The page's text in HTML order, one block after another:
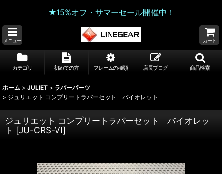
★15%オフ・サマーセール開催中！
メニュー カート
カテゴリ 初めての方 フレームの種類 店長ブログ 商品検索
ホーム > JULIET > ラバーパーツ
> ジュリエット コンプリートラバーセット バイオレット
ジュリエット コンプリートラバーセット バイオレッ
ト [JU-CRS-VI]